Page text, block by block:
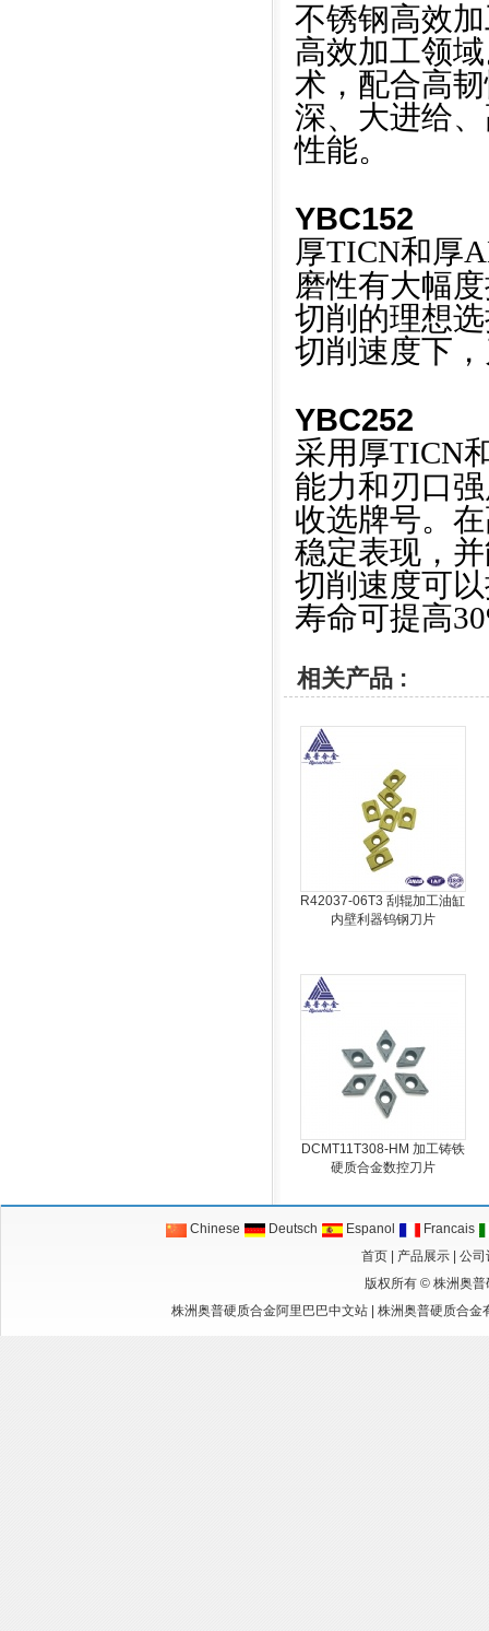
不锈钢高效
高效加工领
术，配合高
深、大进给
性能。
YBC152
厚TICN和厚
磨性有大幅
切削的理想
切削速度下
YBC252
采用厚TICN
能力和刃口
收选牌号。
稳定表现，
切削速度可
寿命可提高
相关产品 :
R42037-06T3 刮辊加工油缸
内壁利器钨钢刀片
DCMT11T308-HM 加工铸铁
硬质合金数控刀片
Chinese Deutsch Espanol
Francais
首页
产品展示
公司
版权所有 © 株洲奥普
株洲奥普硬质合金阿里巴巴中文站| 株洲奥普硬质合金